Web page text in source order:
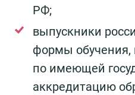
РФ;
выпускники
формы
по имеющей
аккредитацию